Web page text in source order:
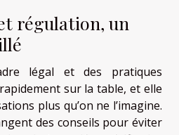
régulation, un
légal et des pratiques
sur la table, et elle
plus qu’on ne l’imagine.
des conseils pour éviter